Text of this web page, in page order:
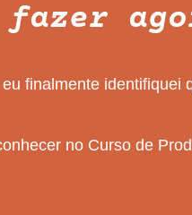
finalmente identifiquei
no Curso de